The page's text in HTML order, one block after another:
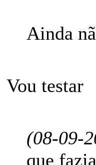
Ainda
Vou testar
(08-09-
que